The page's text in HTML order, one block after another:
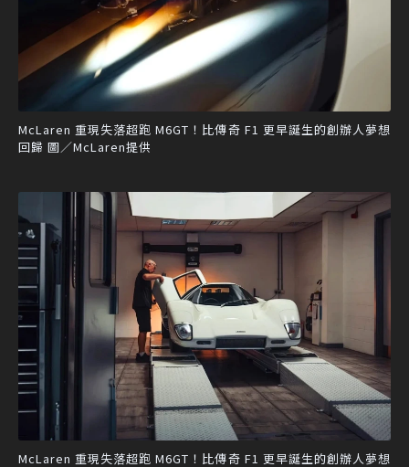
McLaren 重現失落超跑 M6GT！比傳奇 F1 更早誕生的創辦人夢想
回歸 圖／McLaren提供
McLaren 重現失落超跑 M6GT！比傳奇 F1 更早誕生的創辦人夢想